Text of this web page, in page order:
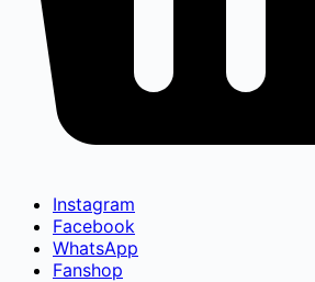
Instagram
Facebook
WhatsApp
Fanshop